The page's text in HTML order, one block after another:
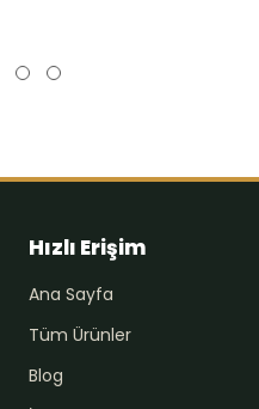
Hızlı Erişim
Ana Sayfa
Tüm Ürünler
Blog